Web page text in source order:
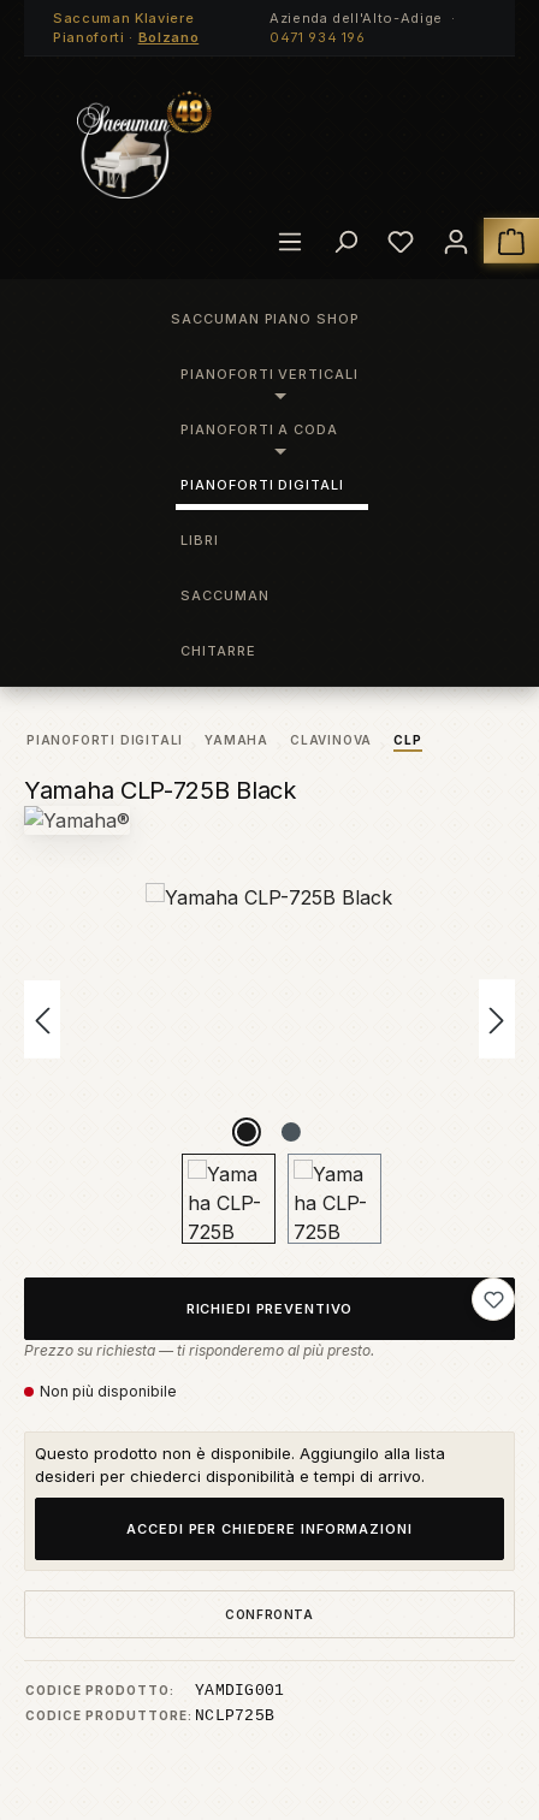
Passa al contenuto principale
Saccuman Klaviere
Pianoforti · Bolzano
Azienda dell'Alto-Adige ·
0471 934 196
Hai 0 articoli
Il
SACCUMAN PIANO SHOP
PIANOFORTI VERTICALI
PIANOFORTI A CODA
PIANOFORTI DIGITALI
LIBRI
SACCUMAN
CHITARRE
PIANOFORTI DIGITALI YAMAHA CLAVINOVA CLP
Yamaha CLP-725B Black
RICHIEDI PREVENTIVO
Prezzo su richiesta — ti risponderemo al più presto.
Non più disponibile
Questo prodotto non è disponibile. Aggiungilo alla lista
desideri per chiederci disponibilità e tempi di arrivo.
ACCEDI PER CHIEDERE INFORMAZIONI
CONFRONTA
CODICE PRODOTTO: YAMDIG001
CODICE PRODUTTORE: NCLP725B